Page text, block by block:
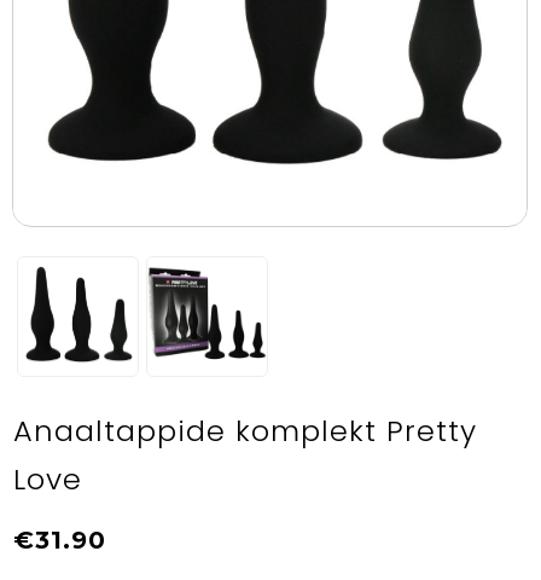
Anaaltappide komplekt Pretty
Love
€31.90